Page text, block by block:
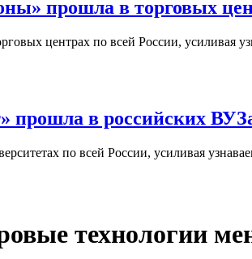
прошла в торговых
центрах по всей России, усиливая
прошла в российских
по всей России, усиливая
технологии